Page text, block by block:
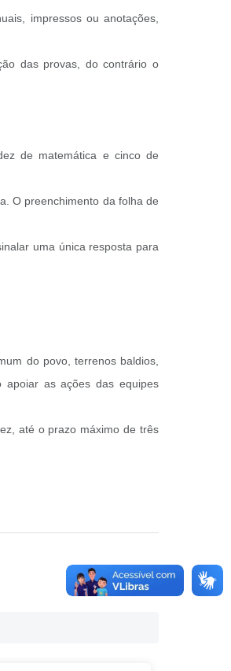
impressos ou anotações,
das provas, do contrário o
de matemática e cinco de
O preenchimento da folha de
uma única resposta para
do povo, terrenos baldios,
apoiar as ações das equipes
até o prazo máximo de três